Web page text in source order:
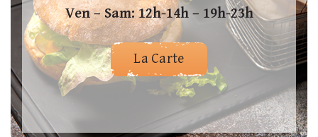
Ven – Sam: 12h-14h – 19h-23h
La Carte